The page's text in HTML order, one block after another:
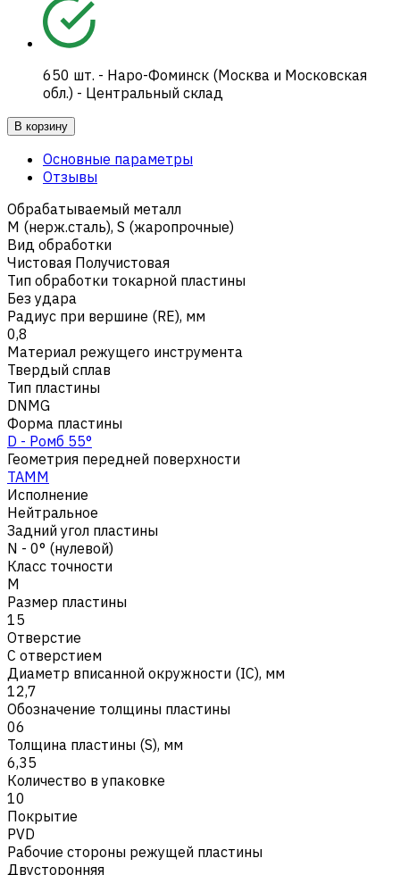
650 шт. - Наро-Фоминск (Москва и Московская
обл.) - Центральный склад
В корзину
Основные параметры
Отзывы
Обрабатываемый металл
M (нерж.сталь), S (жаропрочные)
Вид обработки
Чистовая Получистовая
Тип обработки токарной пластины
Без удара
Радиус при вершине (RE), мм
0,8
Материал режущего инструмента
Твердый сплав
Тип пластины
DNMG
Форма пластины
D - Ромб 55°
Геометрия передней поверхности
TAMM
Исполнение
Нейтральное
Задний угол пластины
N - 0° (нулевой)
Класс точности
M
Размер пластины
15
Отверстие
С отверстием
Диаметр вписанной окружности (IC), мм
12,7
Обозначение толщины пластины
06
Толщина пластины (S), мм
6,35
Количество в упаковке
10
Покрытие
PVD
Рабочие стороны режущей пластины
Двусторонняя